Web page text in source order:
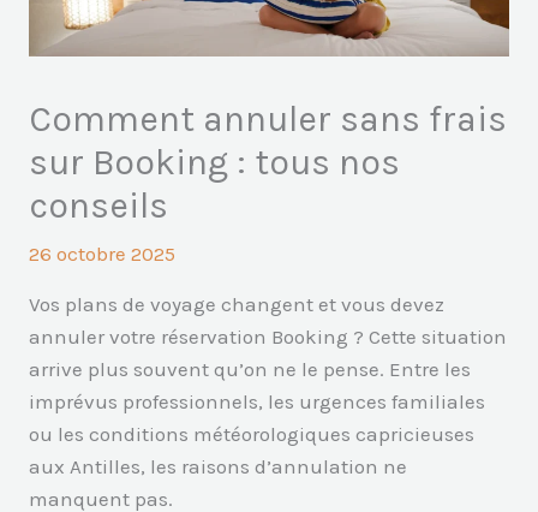
Comment annuler sans frais
sur Booking : tous nos
conseils
26 octobre 2025
Vos plans de voyage changent et vous devez
annuler votre réservation Booking ? Cette situation
arrive plus souvent qu’on ne le pense. Entre les
imprévus professionnels, les urgences familiales
ou les conditions météorologiques capricieuses
aux Antilles, les raisons d’annulation ne
manquent pas.